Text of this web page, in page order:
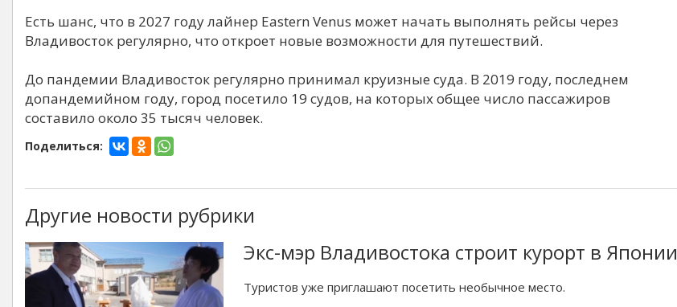
Есть шанс, что в 2027 году лайнер Eastern Venus может начать выполнять рейсы через
Владивосток регулярно, что откроет новые возможности для путешествий.
До пандемии Владивосток регулярно принимал круизные суда. В 2019 году, последнем
допандемийном году, город посетило 19 судов, на которых общее число пассажиров
составило около 35 тысяч человек.
Поделиться:
Другие новости рубрики
Экс-мэр Владивостока строит курорт в Японии
Туристов уже приглашают посетить необычное место.